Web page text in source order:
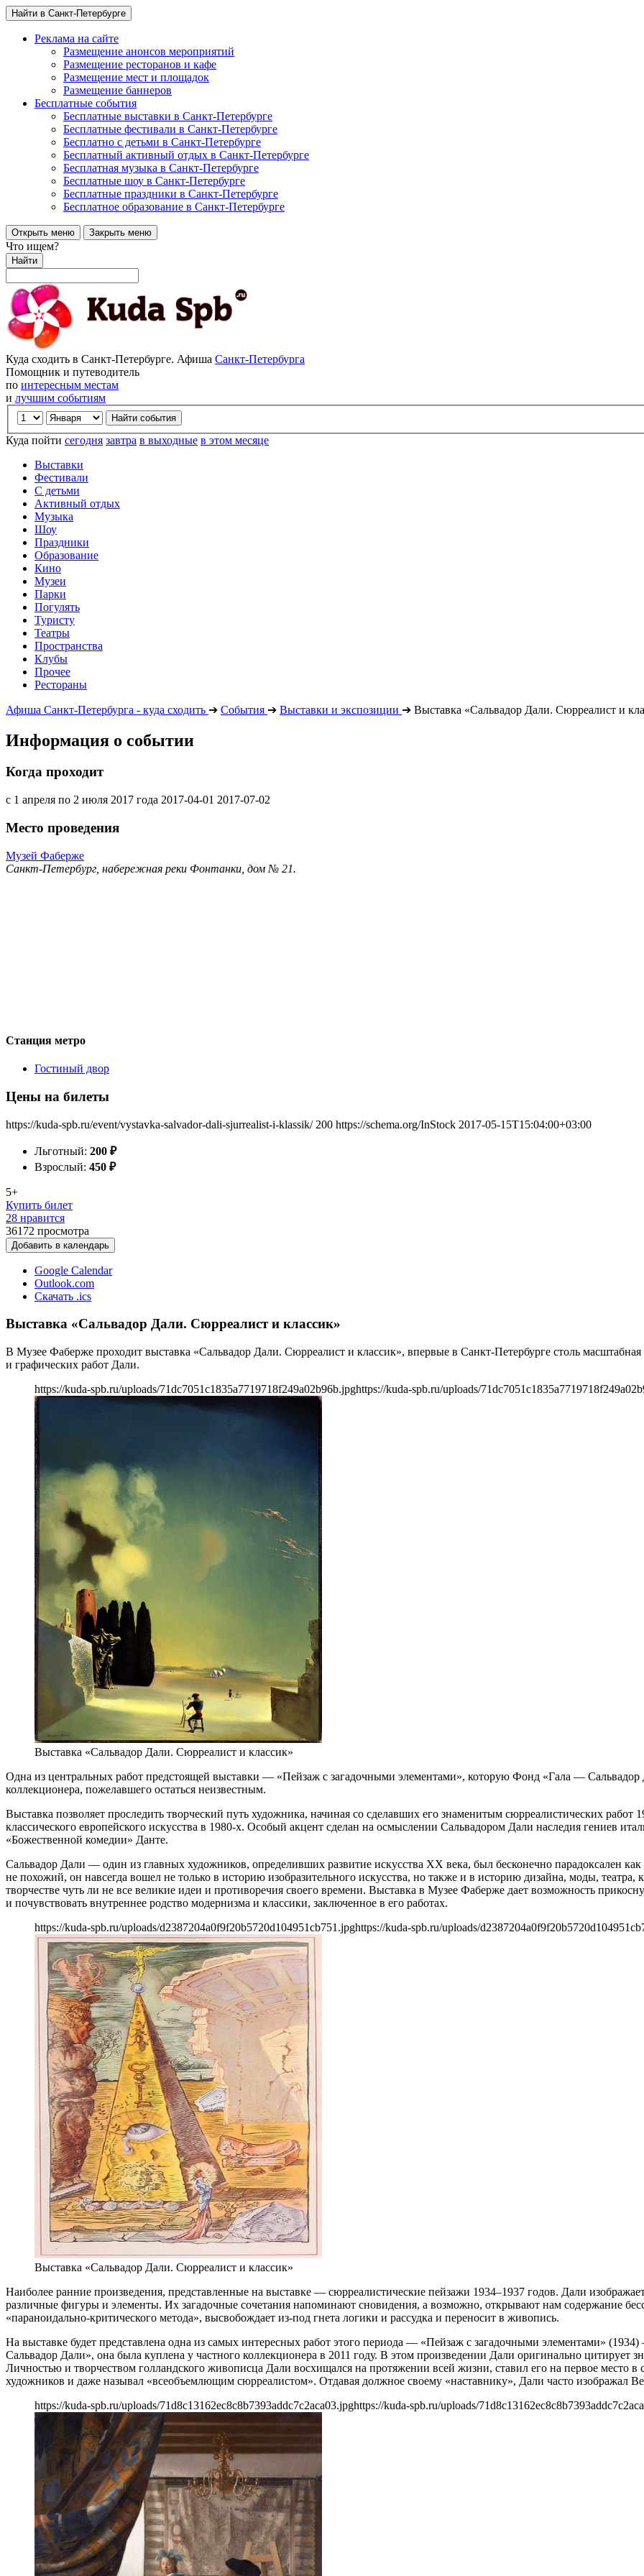
Найти в Санкт-Петербурге
Реклама на сайте
Размещение анонсов мероприятий
Размещение ресторанов и кафе
Размещение мест и площадок
Размещение баннеров
Бесплатные события
Бесплатные выставки в Санкт-Петербурге
Бесплатные фестивали в Санкт-Петербурге
Бесплатно с детьми в Санкт-Петербурге
Бесплатный активный отдых в Санкт-Петербурге
Бесплатная музыка в Санкт-Петербурге
Бесплатные шоу в Санкт-Петербурге
Бесплатные праздники в Санкт-Петербурге
Бесплатное образование в Санкт-Петербурге
Открыть меню Закрыть меню
Что ищем?
Найти
Куда сходить в Санкт-Петербурге. Афиша Санкт-Петербурга
Помощник и путеводитель
по интересным местам
и лучшим событиям
Куда пойти сегодня завтра в выходные в этом месяце
Выставки
Фестивали
С детьми
Активный отдых
Музыка
Шоу
Праздники
Образование
Кино
Музеи
Парки
Погулять
Туристу
Театры
Пространства
Клубы
Прочее
Рестораны
Афиша Санкт-Петербурга - куда сходить ➔ События ➔ Выставки и экспозиции ➔ Выставка «Сальвадор Дали. Сюрреалист и
Информация о событии
Когда проходит
с 1 апреля по 2 июля 2017 года 2017-04-01 2017-07-02
Место проведения
Музей Фаберже
Санкт-Петербург, набережная реки Фонтанки, дом № 21.
Станция метро
Гостиный двор
Цены на билеты
https://kuda-spb.ru/event/vystavka-salvador-dali-sjurrealist-i-klassik/ 200 https://schema.org/InStock 2017-05-15T15:04:00+03:00
Льготный: 200 ₽
Взрослый: 450 ₽
5+
Купить билет
28 нравится
36172 просмотра
Добавить в календарь
Google Calendar
Outlook.com
Скачать .ics
Выставка «Сальвадор Дали. Сюрреалист и классик»
В Музее Фаберже проходит выставка «Сальвадор Дали. Сюрреалист и классик», впервые в Санкт-Петербурге столь
и графических работ Дали.
https://kuda-spb.ru/uploads/71dc7051c1835a7719718f249a02b96b.jpghttps://kuda-spb.ru/uploads/
Выставка «Сальвадор Дали. Сюрреалист и классик»
Одна из центральных работ предстоящей выставки — «Пейзаж с загадочными элементами», которую Фонд «Гала — Сальвадор
коллекционера, пожелавшего остаться неизвестным.
Выставка позволяет проследить творческий путь художника, начиная со сделавших его знаменитым сюрреалистических
классического европейского искусства в 1980-х. Особый акцент сделан на осмыслении Сальвадором Дали наследия гениев
«Божественной комедии» Данте.
Сальвадор Дали — один из главных художников, определивших развитие искусства XX века, был бесконечно парадоксален
не похожий, он навсегда вошел не только в историю изобразительного искусства, но также и в историю дизайна, моды, театра,
творчестве чуть ли не все великие идеи и противоречия своего времени. Выставка в Музее Фаберже дает возможность
и почувствовать внутреннее родство модернизма и классики, заключенное в его работах.
https://kuda-spb.ru/uploads/d2387204a0f9f20b5720d104951cb751.jpghttps://kuda-spb.ru/uploads/
Выставка «Сальвадор Дали. Сюрреалист и классик»
Наиболее ранние произведения, представленные на выставке — сюрреалистические пейзажи 1934–1937 годов. Дали
различные фигуры и элементы. Их загадочные сочетания напоминают сновидения, а возможно, открывают нам содержание
«параноидально-критического метода», высвобождает из-под гнета логики и рассудка и переносит в живопись.
На выставке будет представлена одна из самых интересных работ этого периода — «Пейзаж с загадочными элементами»
Сальвадор Дали», она была куплена у частного коллекционера в 2011 году. В этом произведении Дали оригинально
Личностью и творчеством голландского живописца Дали восхищался на протяжении всей жизни, ставил его на первое место в
художников и даже называл «всеобъемлющим сюрреалистом». Отдавая должное своему «наставнику», Дали часто изображал
https://kuda-spb.ru/uploads/71d8c13162ec8c8b7393addc7c2aca03.jpghttps://kuda-spb.ru/uploads/